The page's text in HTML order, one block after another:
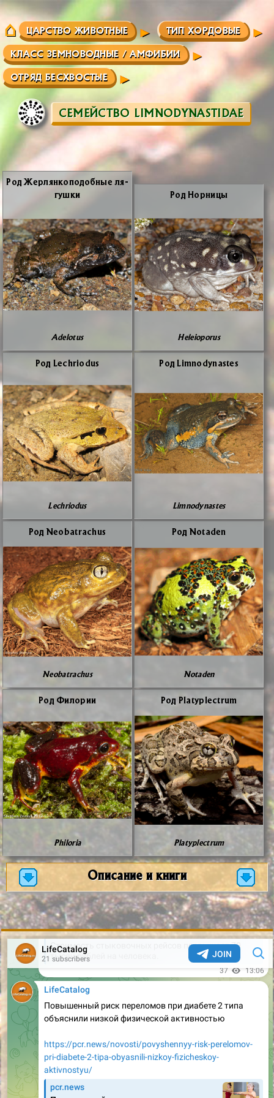
ЦАРСТВО ЖИВОТНЫЕ ТИП ХОРДОВЫЕ
КЛАСС ЗЕМНОВОДНЫЕ / АМФИБИИ
ОТРЯД БЕСХВОСТЫЕ
СЕМЕЙСТВО LIMNODYNASTIDAE
Род Жер­лян­ко­по­доб­ные ля­
гуш­ки
Adelotus
Род Нор­ни­цы
Heleioporus
Род Lechriodus
Lechriodus
Род Limnodynastes
Limnodynastes
Род Neobatrachus
Neobatrachus
Род Notaden
Notaden
Род Фи­ло­рии
Philoria
Род Platyplectrum
Platyplectrum
Описание и книги